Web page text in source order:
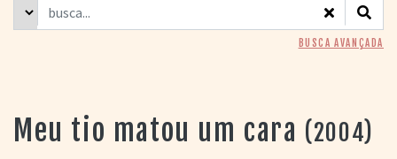
> GRADE SEMANAL
> PREÇOS E
PORTAL DO
CINEMA GAÚCHO
BUSCA AVANÇADA
Meu tio matou um cara (2004)